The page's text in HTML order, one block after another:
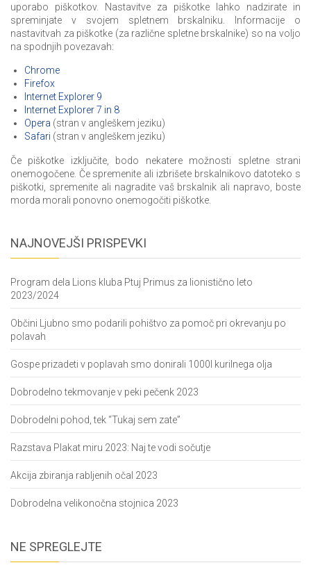
uporabo piškotkov. Nastavitve za piškotke lahko nadzirate in
spreminjate v svojem spletnem brskalniku. Informacije o
nastavitvah za piškotke (za različne spletne brskalnike) so na voljo
na spodnjih povezavah:
Chrome
Firefox
Internet Explorer 9
Internet Explorer 7 in 8
Opera (stran v angleškem jeziku)
Safari (stran v angleškem jeziku)
Če piškotke izključite, bodo nekatere možnosti spletne strani
onemogočene. Če spremenite ali izbrišete brskalnikovo datoteko s
piškotki, spremenite ali nagradite vaš brskalnik ali napravo, boste
morda morali ponovno onemogočiti piškotke.
NAJNOVEJŠI PRISPEVKI
Program dela Lions kluba Ptuj Primus za lionistično leto
2023/2024
Občini Ljubno smo podarili pohištvo za pomoč pri okrevanju po
polavah
Gospe prizadeti v poplavah smo donirali 1000l kurilnega olja
Dobrodelno tekmovanje v peki pečenk 2023
Dobrodelni pohod, tek “Tukaj sem zate”
Razstava Plakat miru 2023: Naj te vodi sočutje
Akcija zbiranja rabljenih očal 2023
Dobrodelna velikonočna stojnica 2023
NE SPREGLEJTE